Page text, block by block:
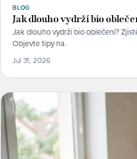
BLOG
Jak dlouho vydrží bio
Jak dlouho vydrží bio oblečení?
Objevte tipy na.
Jul 31, 2026